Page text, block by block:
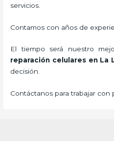
servicios.
Contamos con años de
El tiempo será nuestro
reparación celulares en La
decisión.
Contáctanos para trabajar con